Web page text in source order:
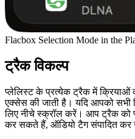
Flacbox Selection Mode in the
ट्रैक विकल्प
प्लेलिस्ट के प्रत्येक ट्रैक में क्रियाओं
एक्सेस की जाती है। यदि आपको सभी
लिए नीचे स्क्रॉल करें। आप ट्रैक को
कर सकते हैं, ऑडियो टैग संपादित